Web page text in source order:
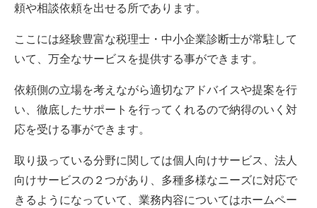
頼や相談依頼を出せる所であります。
ここには経験豊富な税理士・中小企業診断士が常駐して
いて、万全なサービスを提供する事ができます。
依頼側の立場を考えながら適切なアドバイスや提案を行
い、徹底したサポートを行ってくれるので納得のいく対
応を受ける事ができます。
取り扱っている分野に関しては個人向けサービス、法人
向けサービスの２つがあり、多種多様なニーズに対応で
きるようになっていて、業務内容についてはホームペー